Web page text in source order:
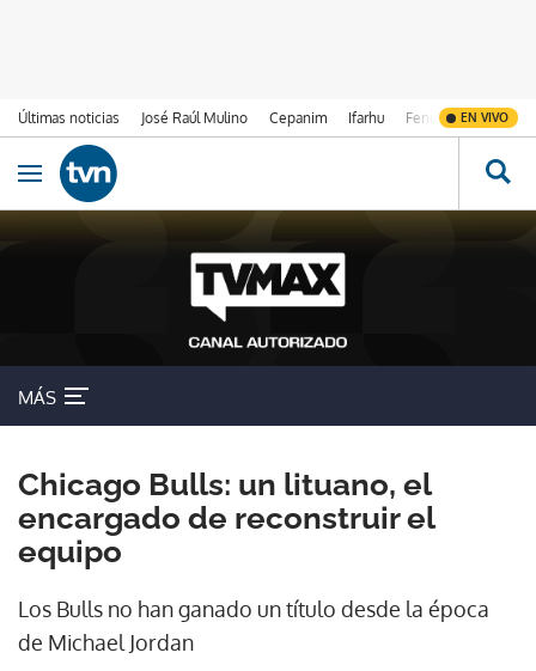
Últimas noticias José Raúl Mulino Cepanim Ifarhu Fenómeno de El
EN VIVO
Ir al contenido
Obrir navegació
MÁS
Chicago Bulls: un lituano, el
encargado de reconstruir el
equipo
Los Bulls no han ganado un título desde la época
de Michael Jordan